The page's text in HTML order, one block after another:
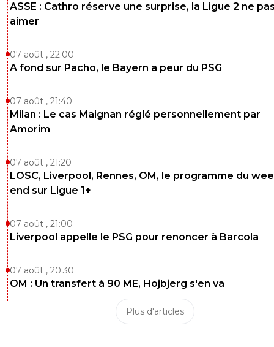
ASSE : Cathro réserve une surprise, la Ligue 2 ne
aimer
07 août , 22:00
A fond sur Pacho, le Bayern a peur du PSG
07 août , 21:40
Milan : Le cas Maignan réglé personnellement par
Amorim
07 août , 21:20
LOSC, Liverpool, Rennes, OM, le programme du
end sur Ligue 1+
07 août , 21:00
Liverpool appelle le PSG pour renoncer à Barcola
07 août , 20:30
OM : Un transfert à 90 ME, Hojbjerg s'en va
Plus d'articles